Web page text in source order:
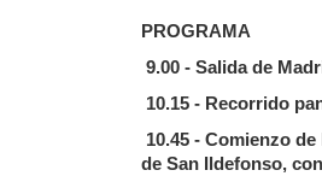
PROGRAMA
9.00 - Salida de
10.15 - Recorrido
10.45 - Comienzo
de San Ildefonso,